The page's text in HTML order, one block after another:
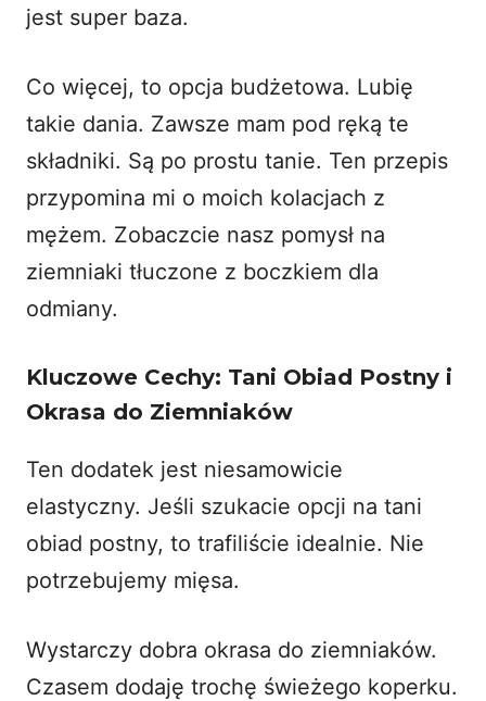
jest super baza.
Co więcej, to opcja budżetowa. Lubię
takie dania. Zawsze mam pod ręką te
składniki. Są po prostu tanie. Ten przepis
przypomina mi o moich kolacjach z
mężem. Zobaczcie nasz pomysł na
ziemniaki tłuczone z boczkiem dla
odmiany.
Kluczowe Cechy: Tani Obiad Postny i
Okrasa do Ziemniaków
Ten dodatek jest niesamowicie
elastyczny. Jeśli szukacie opcji na tani
obiad postny, to trafiliście idealnie. Nie
potrzebujemy mięsa.
Wystarczy dobra okrasa do ziemniaków.
Czasem dodaję trochę świeżego koperku.